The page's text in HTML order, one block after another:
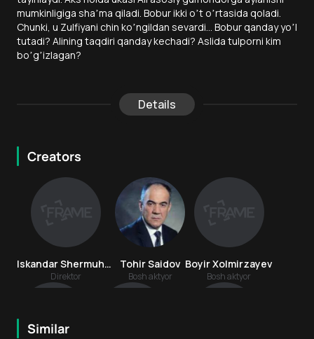
mumkinligiga shaʼma qiladi. Bobur ikki oʼt oʼrtasida qoladi.
Chunki, u Zulfiyani chin koʼngildan sevardi... Bobur qanday yoʼl
tutadi? Аlining taqdiri qanday kechadi? Аslida tulporni kim
boʼgʼizlagan?
Details
Creators
Iskandar Shermuhammedov
Direktor
Tohir Saidov
Bosh aktyor
Boyir Xolmirzayev
Bosh aktyor
Similar
16+